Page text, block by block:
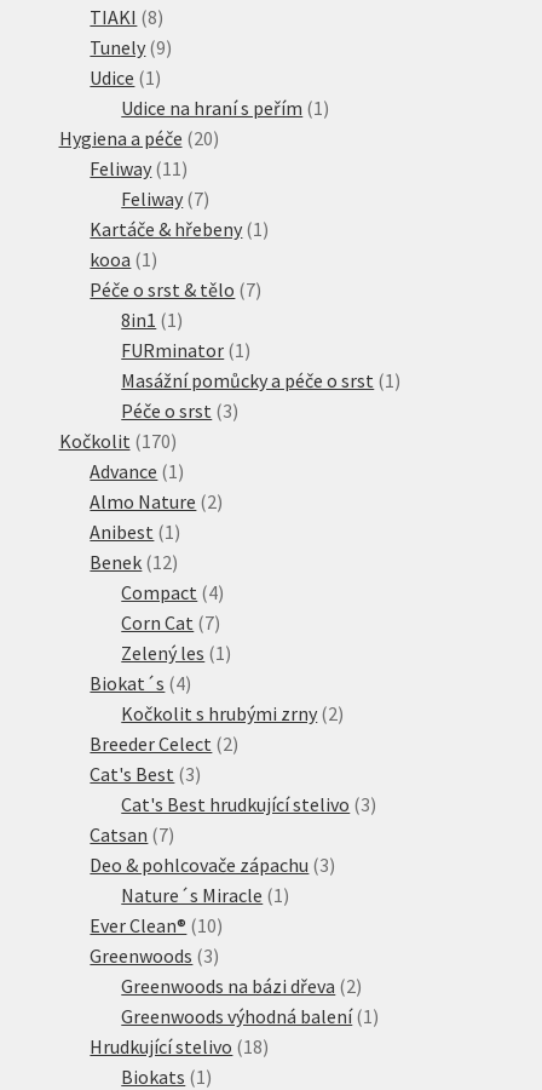
TIAKI 88
produktů
Tunely 99
Udice 1 1
produkt
Udice na hraní s peřím 1 1
Hygiena a péče 2020
Feliway 11 11
produktů
Feliway 77
produktů
Kartáče & hřebeny 1 1
kooa 1 1
produkt
Péče o srst & tělo 77
8in1 1 1
produkt
FURminator 1 1
produkt
Masážní pomůcky a péče o srst 1 1
Péče o srst 33
Kočkolit 170170
produktů
Advance 1 1
produkt
Almo Nature 22
Anibest 1 1
produkt
Benek 1212
produktů
Compact 44
produkty
Corn Cat 77
produktů
Zelený les 1 1
Biokat´s 44
produkty
Kočkolit s hrubými zrny 22
Breeder Celect 22
Cat's Best 33
produkty
Cat's Best hrudkující stelivo 33
Catsan 77
produktů
Deo & pohlcovače zápachu 33
Nature´s Miracle 1 1
Ever Clean® 1010
produktů
Greenwoods 33
produkty
Greenwoods na bázi dřeva 22
produkty
Greenwoods výhodná balení 1 1
Hrudkující stelivo 1818
Biokats 1 1